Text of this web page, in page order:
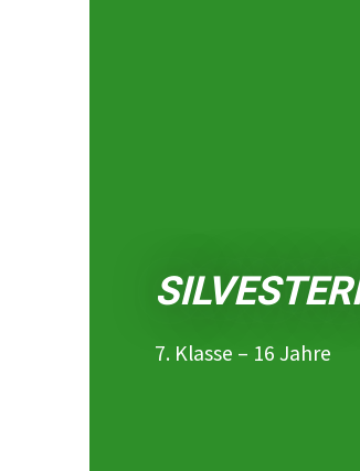
7. Klasse – 16 Jahre